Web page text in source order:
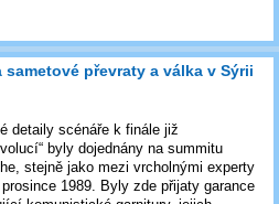
sametové převraty a válka v Sýrii
detaily scénáře k finále již
byly dojednány na summitu
stejně jako mezi vrcholnými experty
1989. Byly zde přijaty garance